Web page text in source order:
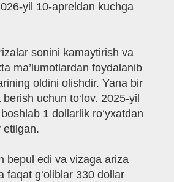
yil 10-apreldan kuchga
sonini kamaytirish va
ma’lumotlardan foydalanib
oldini olishdir. Yana bir
uchun to‘lov. 2025-yil
1 dollarlik ro‘yxatdan
etilgan.
bepul edi va vizaga ariza
faqat g‘oliblar 330 dollar